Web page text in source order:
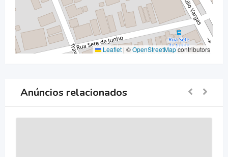
Leaflet | ©OpenStreetMapcontributors
Anúncios relacionados